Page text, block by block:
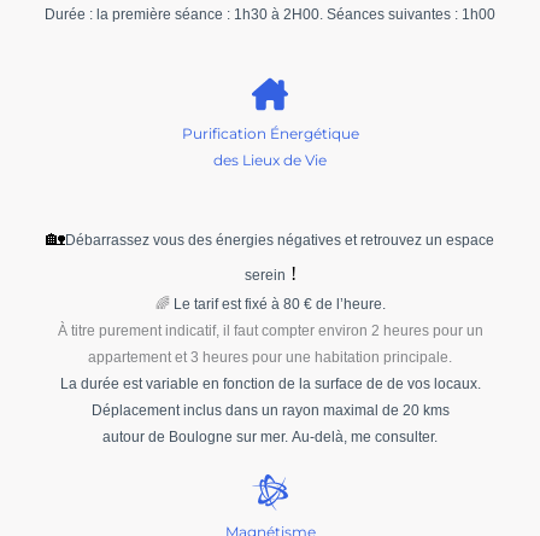
Durée : la première séance : 1h30 à 2H00. Séances suivantes : 1h00
Purification Énergétique
des Lieux de Vie
🏡Débarrassez vous des énergies négatives et retrouvez un espace
serein !
🌈 Le tarif est fixé à 80 € de l’heure.
À titre purement indicatif, il faut compter environ 2 heures pour un
appartement et 3 heures pour une habitation principale.
La durée est variable en fonction de la surface de de vos locaux.
Déplacement inclus dans un rayon maximal de 20 kms
autour de Boulogne sur mer. Au-delà, me consulter.
Magnétisme